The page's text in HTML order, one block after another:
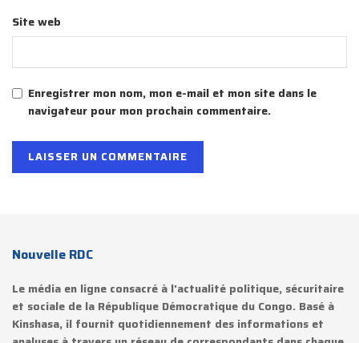
Site web
Enregistrer mon nom, mon e-mail et mon site dans le
navigateur pour mon prochain commentaire.
Nouvelle RDC
Le média en ligne consacré à l'actualité politique, sécuritaire
et sociale de la République Démocratique du Congo. Basé à
Kinshasa, il fournit quotidiennement des informations et